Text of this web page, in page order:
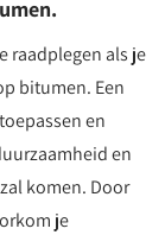
raadplegen als je
bitumen. Een
en
en
komen. Door
je